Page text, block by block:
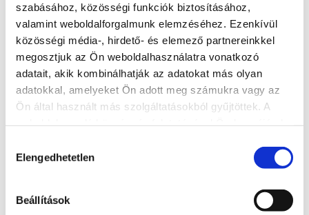
szabásához, közösségi funkciók biztosításához,
valamint weboldalforgalmunk elemzéséhez. Ezenkívül
közösségi média-, hirdető- és elemező partnereinkkel
megosztjuk az Ön weboldalhasználatra vonatkozó
adatait, akik kombinálhatják az adatokat más olyan
adatokkal, amelyeket Ön adott meg számukra vagy az
Ön által használt más szolgáltatásokból gyűjtöttek. A
kiválasztása
Elengedhetetlen
Beállítások
Weitere Unterkünfte